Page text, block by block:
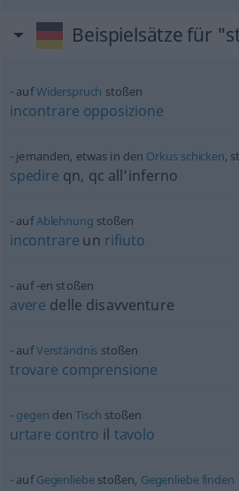
Beispielsätze für
aufWiderspruch stoßen
incontrare opposizione
jemanden, etwas in den Orkus schicken,
spedire qn, qc all’inferno
aufAblehnung stoßen
incontrare un rifiuto
auf -en stoßen
avere delle disavventure
aufVerständnis stoßen
trovare comprensione
gegen denTisch stoßen
urtare contro il tavolo
aufGegenliebestoßen, Gegenliebefinden